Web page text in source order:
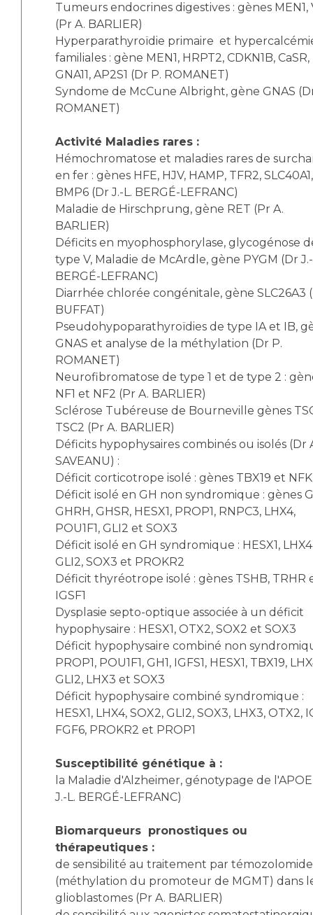
Tumeurs endocrines digestives : gènes MEN1,
(Pr A. BARLIER)
Hyperparathyroïdie primaire et
familiales : gène MEN1, HRPT2, CDKN1B, CaSR,
GNA11, AP2S1 (Dr P. ROMANET)
Syndome de McCune Albright, gène GNAS
ROMANET)
Activité Maladies rares :
Hémochromatose et maladies rares de
en fer : gènes HFE, HJV, HAMP, TFR2,
BMP6 (Dr J.-L. BERGÉ-LEFRANC)
Maladie de Hirschprung, gène RET (Pr A.
BARLIER)
Déficits en myophosphorylase, glycogénose
type V, Maladie de McArdle, gène PYGM (Dr
BERGÉ-LEFRANC)
Diarrhée chlorée congénitale, gène SLC26A3
BUFFAT)
Pseudohypoparathyroïdies de type IA et IB,
GNAS et analyse de la méthylation (Dr P.
ROMANET)
Neurofibromatose de type 1 et de type 2 :
NF1 et NF2 (Pr A. BARLIER)
Sclérose Tubéreuse de Bourneville gènes
TSC2 (Pr A. BARLIER)
Déficits hypophysaires combinés ou isolés (Dr
SAVEANU) :
Déficit corticotrope isolé : gènes TBX19 et
Déficit isolé en GH non syndromique : gènes
GHRH, GHSR, HESX1, PROP1, RNPC3, LHX4,
POU1F1, GLI2 et SOX3
Déficit isolé en GH syndromique : HESX1,
GLI2, SOX3 et PROKR2
Déficit thyréotrope isolé : gènes TSHB, TRHR
IGSF1
Dysplasie septo-optique associée à un déficit
hypophysaire : HESX1, OTX2, SOX2 et SOX3
Déficit hypophysaire combiné non
PROP1, POU1F1, GH1, IGFS1, HESX1, TBX19,
GLI2, LHX3 et SOX3
Déficit hypophysaire combiné syndromique :
HESX1, LHX4, SOX2, GLI2, SOX3, LHX3, OTX2,
FGF6, PROKR2 et PROP1
Susceptibilité génétique à :
la Maladie d'Alzheimer, génotypage de
J.-L. BERGÉ-LEFRANC)
Biomarqueurs pronostiques ou
thérapeutiques :
de sensibilité au traitement par témozolomide
(méthylation du promoteur de MGMT) dans
glioblastomes (Pr A. BARLIER)